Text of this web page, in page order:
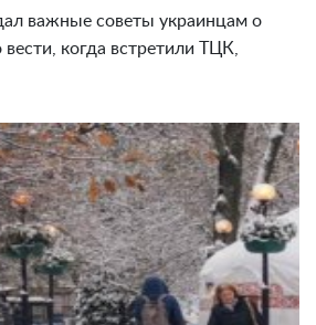
важные советы украинцам о
когда встретили ТЦК,